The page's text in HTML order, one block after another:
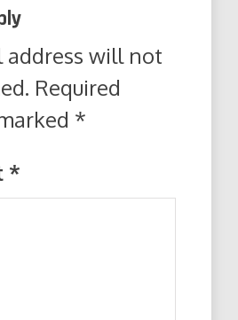
address will not
Required
*
*